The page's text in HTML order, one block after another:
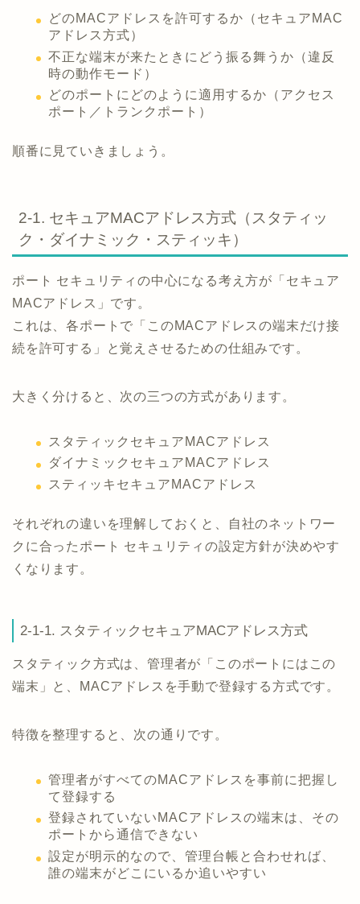
どのMACアドレスを許可するか（セキュアMAC
アドレス方式）
不正な端末が来たときにどう振る舞うか（違反
時の動作モード）
どのポートにどのように適用するか（アクセス
ポート／トランクポート）
順番に見ていきましょう。
2-1. セキュアMACアドレス方式（スタティッ
ク・ダイナミック・スティッキ）
ポート セキュリティの中心になる考え方が「セキュア
MACアドレス」です。
これは、各ポートで「このMACアドレスの端末だけ接
続を許可する」と覚えさせるための仕組みです。
大きく分けると、次の三つの方式があります。
スタティックセキュアMACアドレス
ダイナミックセキュアMACアドレス
スティッキセキュアMACアドレス
それぞれの違いを理解しておくと、自社のネットワー
クに合ったポート セキュリティの設定方針が決めやす
くなります。
2-1-1. スタティックセキュアMACアドレス方式
スタティック方式は、管理者が「このポートにはこの
端末」と、MACアドレスを手動で登録する方式です。
特徴を整理すると、次の通りです。
管理者がすべてのMACアドレスを事前に把握し
て登録する
登録されていないMACアドレスの端末は、その
ポートから通信できない
設定が明示的なので、管理台帳と合わせれば、
誰の端末がどこにいるか追いやすい